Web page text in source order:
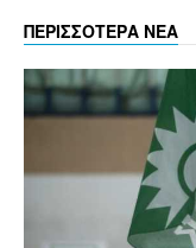
ΠΕΡΙΣΣΟΤΕΡΑ ΝΕΑ